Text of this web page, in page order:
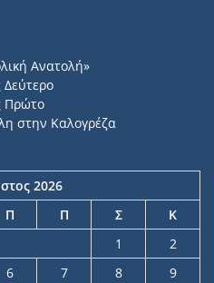
Ανατολή»
Πρώτο
στην Καλογρέζα
2026
Π Π Σ
Κ
1
2
6 7 8
9